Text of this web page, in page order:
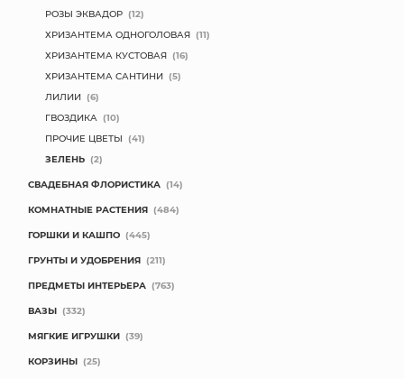
РОЗЫ ЭКВАДОР (12)
ХРИЗАНТЕМА ОДНОГОЛОВАЯ (11)
ХРИЗАНТЕМА КУСТОВАЯ (16)
ХРИЗАНТЕМА САНТИНИ (5)
ЛИЛИИ (6)
ГВОЗДИКА (10)
ПРОЧИЕ ЦВЕТЫ (41)
ЗЕЛЕНЬ (2)
СВАДЕБНАЯ ФЛОРИСТИКА (14)
КОМНАТНЫЕ РАСТЕНИЯ (484)
ГОРШКИ И КАШПО (445)
ГРУНТЫ И УДОБРЕНИЯ (211)
ПРЕДМЕТЫ ИНТЕРЬЕРА (763)
ВАЗЫ (332)
МЯГКИЕ ИГРУШКИ (39)
КОРЗИНЫ (25)